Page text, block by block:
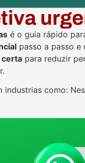
é o guia rápido
passo a passo e
certa para reduzir
como: